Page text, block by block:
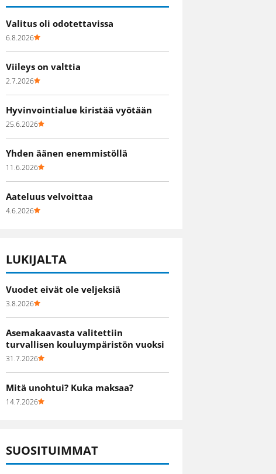
Valitus oli odotettavissa
6.8.2026
Viileys on valttia
2.7.2026
Hyvinvointialue kiristää vyötään
25.6.2026
Yhden äänen enemmistöllä
11.6.2026
Aateluus velvoittaa
4.6.2026
LUKIJALTA
Vuodet eivät ole veljeksiä
3.8.2026
Asemakaavasta valitettiin
turvallisen kouluympäristön vuoksi
31.7.2026
Mitä unohtui? Kuka maksaa?
14.7.2026
SUOSITUIMMAT